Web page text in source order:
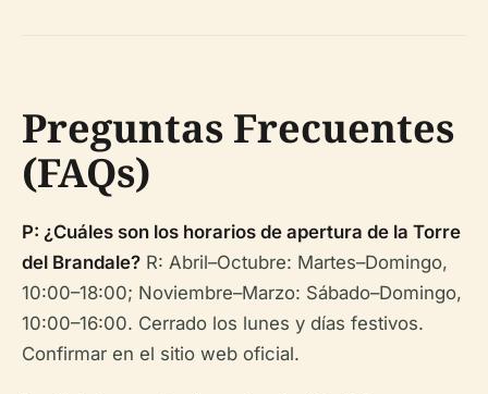
Preguntas Frecuentes
(FAQs)
P: ¿Cuáles son los horarios de apertura de la Torre
del Brandale? R: Abril–Octubre: Martes–Domingo,
10:00–18:00; Noviembre–Marzo: Sábado–Domingo,
10:00–16:00. Cerrado los lunes y días festivos.
Confirmar en el sitio web oficial.